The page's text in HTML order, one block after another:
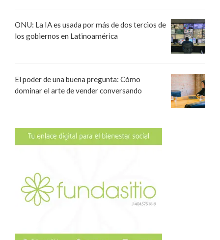
ONU: La IA es usada por más de dos tercios de
los gobiernos en Latinoamérica
El poder de una buena pregunta: Cómo
dominar el arte de vender conversando